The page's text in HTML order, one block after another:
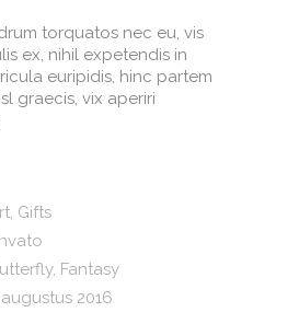
torquatos nec eu, vis
ex, nihil expetendis in
euripidis, hinc partem
graecis, vix aperiri
Gifts
Fantasy
2016